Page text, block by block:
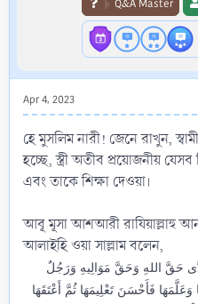
Q&A Master
Apr 4, 2023
হে মুসলিম নারী! জেনে রাখুন,
হচ্ছে, স্ত্রী অতীব প্রয়োজনীয়
এবং তাকে শিক্ষা দেওয়া।
আবূ মূসা আশআরী রাযিয়াল্লাহু আনহু
আলাইহি ওয়া সাল্লাম বলেন,
أَدَّى حَقَّ اللهِ وَحَقَّ مَوَالِيهِ وَرَجُلٌ
فَأَحْسَنَ تَعْلِيمَهَا ثُمَّ أَعْتَقَهَا